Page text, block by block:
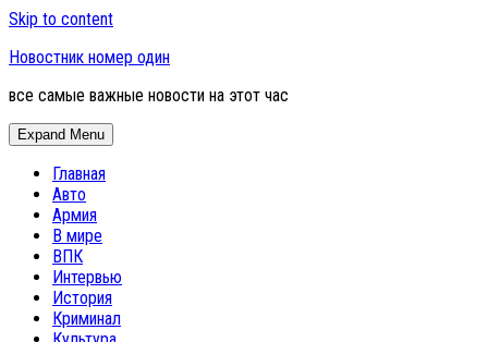
Skip to content
Новостник номер один
все самые важные новости на этот час
Expand Menu
Главная
Авто
Армия
В мире
ВПК
Интервью
История
Криминал